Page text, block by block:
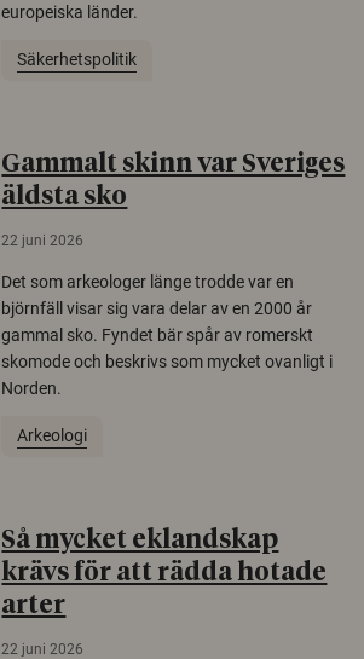
europeiska länder.
Säkerhetspolitik
Gammalt skinn var Sveriges
äldsta sko
22 juni 2026
Det som arkeologer länge trodde var en
björnfäll visar sig vara delar av en 2000 år
gammal sko. Fyndet bär spår av romerskt
skomode och beskrivs som mycket ovanligt i
Norden.
Arkeologi
Så mycket eklandskap
krävs för att rädda hotade
arter
22 juni 2026